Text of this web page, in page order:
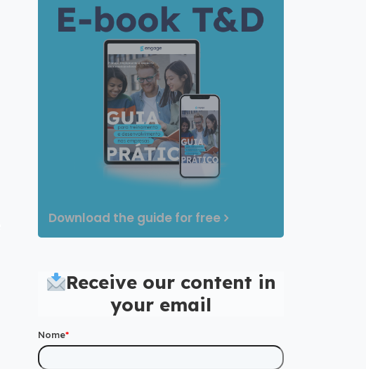
Download the guide for free
Receive our content in
your email
Nome*